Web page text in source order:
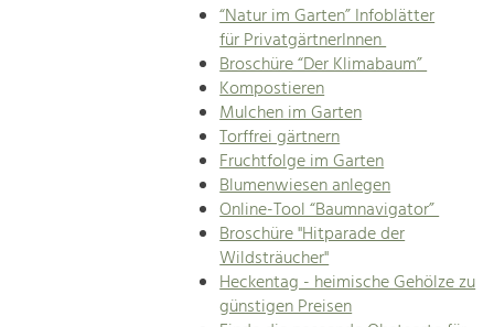
“Natur im Garten” Infoblätter
für PrivatgärtnerInnen
Broschüre “Der Klimabaum”
Kompostieren
Mulchen im Garten
Torffrei gärtnern
Fruchtfolge im Garten
Blumenwiesen anlegen
Online-Tool “Baumnavigator”
Broschüre "Hitparade der
Wildsträucher"
Heckentag - heimische Gehölze zu
günstigen Preisen